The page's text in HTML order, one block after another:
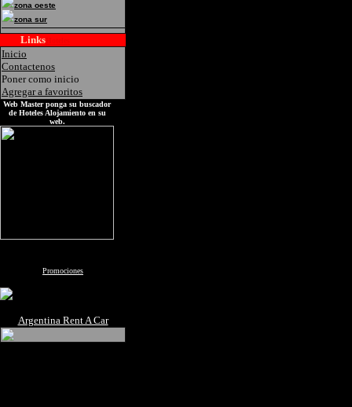
zona oeste
zona sur
Links
Inicio
Contactenos
Poner como inicio
Agregar a favoritos
Web Master ponga su buscador
de Hoteles Alojamiento en su
web.
Promociones
Argentina Rent A Car